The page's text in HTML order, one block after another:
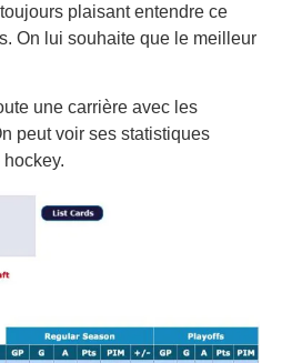
toujours plaisant entendre ce
On lui souhaite que le meilleur
une carrière avec les
peut voir ses statistiques